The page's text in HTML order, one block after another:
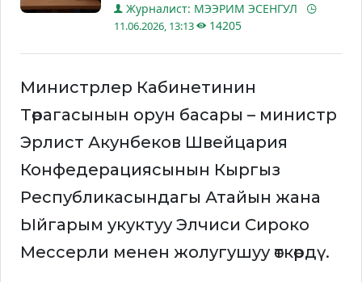
Журналист: МЭЭРИМ ЭСЕНГУЛ
11.06.2026, 13:13 14205
Министрлер Кабинетинин
Төрагасынын орун басары – министр
Эрлист Акунбеков Швейцария
Конфедерациясынын Кыргыз
Республикасындагы Атайын жана
Ыйгарым укуктуу Элчиси Сироко
Мессерли менен жолугушуу өткөрдү.